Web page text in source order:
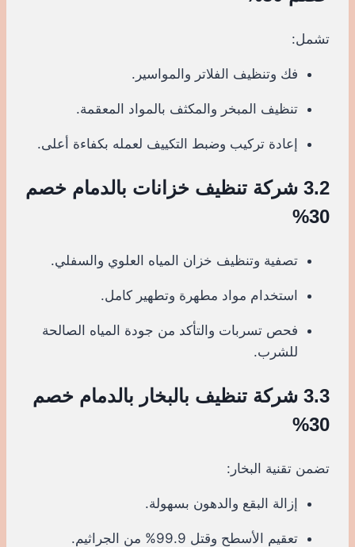
تشمل:
فك وتنظيف الفلاتر والمواسير.
تنظيف المبخر والمكثف بالمواد المعقمة.
إعادة تركيب وضبط التكييف لعمله بكفاءة أعلى.
3.2 شركة تنظيف خزانات بالدمام خصم
30%
تصفية وتنظيف خزان المياه العلوي والسفلي.
استخدام مواد مطهرة وتطهير كامل.
فحص تسربات والتأكد من جودة المياه الصالحة
للشرب.
3.3 شركة تنظيف بالبخار بالدمام خصم
30%
تضمن تقنية البخار:
إزالة البقع والدهون بسهولة.
تعقيم الأسطح وقتل 99.9% من الجراثيم.